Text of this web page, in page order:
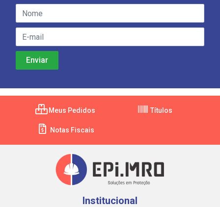
Meus Pedidos Títulos
Notas Fiscais
Institucional